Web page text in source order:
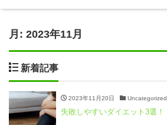
月: 2023年11月
新着記事
2023年11月20日 Uncategorized
失敗しやすいダイエット3選！